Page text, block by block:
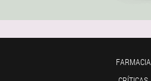
FARMACIA